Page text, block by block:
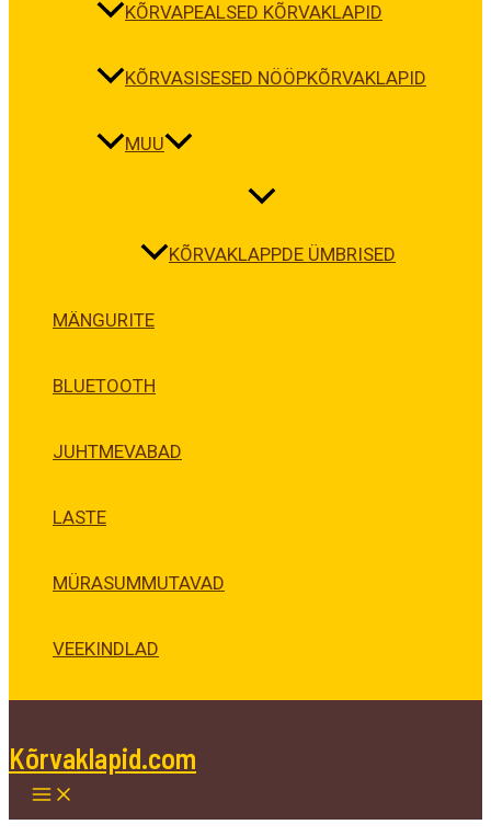
KÕRVAPEALSED KÕRVAKLAPID
KÕRVASISESED NÖÖPKÕRVAKLAPID
MUU
KÕRVAKLAPPDE ÜMBRISED
MÄNGURITE
BLUETOOTH
JUHTMEVABAD
LASTE
MÜRASUMMUTAVAD
VEEKINDLAD
Kõrvaklapid.com